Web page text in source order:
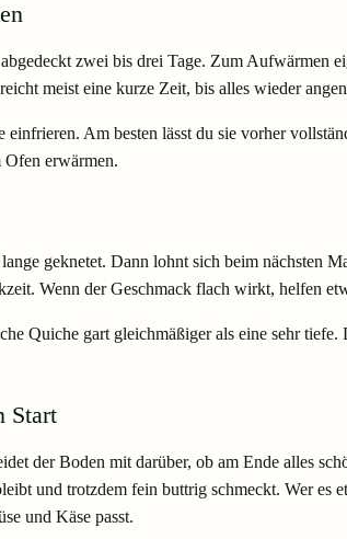
zwei bis drei Tage. Zum Aufwärmen
meist eine kurze Zeit, bis alles wieder
Am besten lässt du sie vorher
erwärmen.
geknetet. Dann lohnt sich beim nächsten
Wenn der Geschmack flach wirkt, helfen
Quiche gart gleichmäßiger als eine sehr
Start
der Boden mit darüber, ob am Ende alles
und trotzdem fein buttrig schmeckt. Wer
und Käse passt.